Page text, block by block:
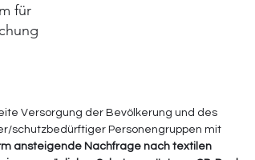
für
Versorgung der Bevölkerung und des
schutzbedürftiger Personengruppen mit
ansteigende Nachfrage nach textilen